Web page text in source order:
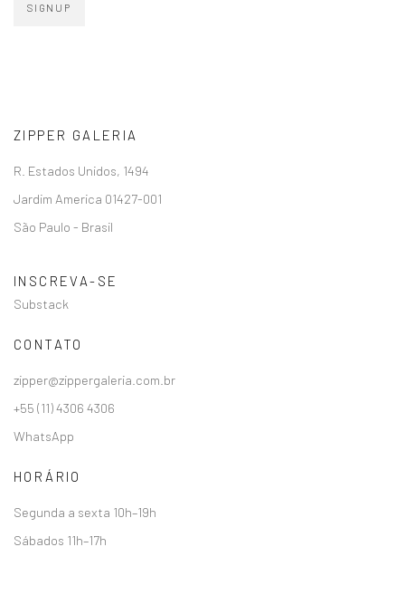
SIGNUP
ZIPPER GALERIA
R. Estados Unidos, 1494
Jardim America 01427-001
São Paulo - Brasil
INSCREVA-SE
Substack
CONTATO
zipper@zippergaleria.com.br
+55 (11) 4306 4306
WhatsApp
HORÁRIO
Segunda a sexta 10h–19h
Sábados 11h–17h